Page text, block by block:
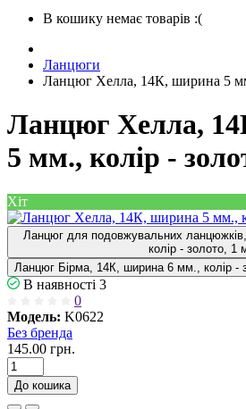
В кошику немає товарів :(
Ланцюги
Ланцюг Хелла, 14К, ширина 5
Ланцюг Хелла,
5 мм., колір -
Хіт
Ланцюг для подовжувальних
колір - золото, 1
Ланцюг Бірма, 14К, ширина 6 мм., колір -
В наявності 3
0
Модель: K0622
Без бренда
145.00 грн.
До кошика